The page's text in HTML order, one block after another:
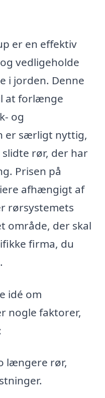
er en effektiv
vedligeholde
i jorden. Denne
at forlænge
og
er særligt nyttig,
rør, der har
Prisen på
afhængigt af
rørsystemets
område, der skal
firma, du
idé om
nogle faktorer,
længere rør,